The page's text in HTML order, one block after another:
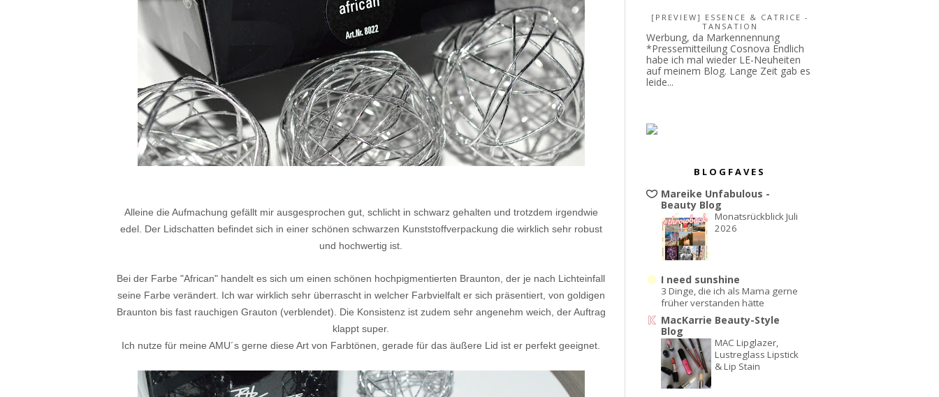
Alleine die Aufmachung gefällt mir ausgesprochen gut, schlicht in schwarz gehalten und trotzdem irgendwie
edel. Der Lidschatten befindet sich in einer schönen schwarzen Kunststoffverpackung die wirklich sehr robust
und hochwertig ist.
Bei der Farbe "African" handelt es sich um einen schönen hochpigmentierten Braunton, der je nach Lichteinfall
seine Farbe verändert. Ich war wirklich sehr überrascht in welcher Farbvielfalt er sich präsentiert, von goldigen
Braunton bis fast rauchigen Grauton (verblendet). Die Konsistenz ist zudem sehr angenehm weich, der Auftrag
klappt super.
Ich nutze für meine AMU´s gerne diese Art von Farbtönen, gerade für das äußere Lid ist er perfekt geeignet.
[PREVIEW] ESSENCE & CATRICE -
TANSATION
Werbung, da Markennennung
*Pressemitteilung Cosnova Endlich
habe ich mal wieder LE-Neuheiten
auf meinem Blog. Lange Zeit gab es
leide...
BLOGFAVES
Mareike Unfabulous -
Beauty Blog
Monatsrückblick Juli
2026
I need sunshine
3 Dinge, die ich als Mama gerne
früher verstanden hätte
MacKarrie Beauty-Style
Blog
MAC Lipglazer,
Lustreglass Lipstick
& Lip Stain